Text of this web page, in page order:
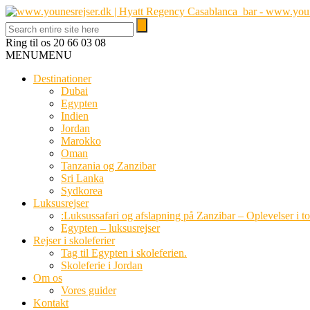
Ring til os 20 66 03 08
MENUMENU
Destinationer
Dubai
Egypten
Indien
Jordan
Marokko
Oman
Tanzania og Zanzibar
Sri Lanka
Sydkorea
Luksusrejser
:Luksussafari og afslapning på Zanzibar – Oplevelser i
Egypten – luksusrejser
Rejser i skoleferier
Tag til Egypten i skoleferien.
Skoleferie i Jordan
Om os
Vores guider
Kontakt